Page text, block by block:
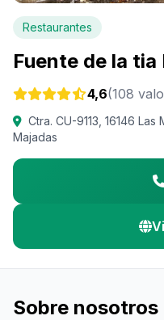
Restaurantes
Fuente de la tia
4,6(108
Ctra. CU-9113, 16146
Majadas
Sobre nosotros